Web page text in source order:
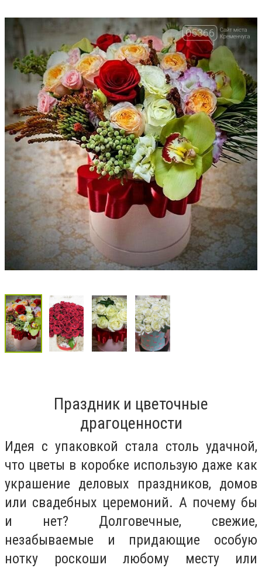
Праздник и цветочные
драгоценности
Идея с упаковкой стала столь удачной,
что цветы в коробке использую даже как
украшение деловых праздников, домов
или свадебных церемоний. А почему бы
и нет? Долговечные, свежие,
незабываемые и придающие особую
нотку роскоши любому месту или